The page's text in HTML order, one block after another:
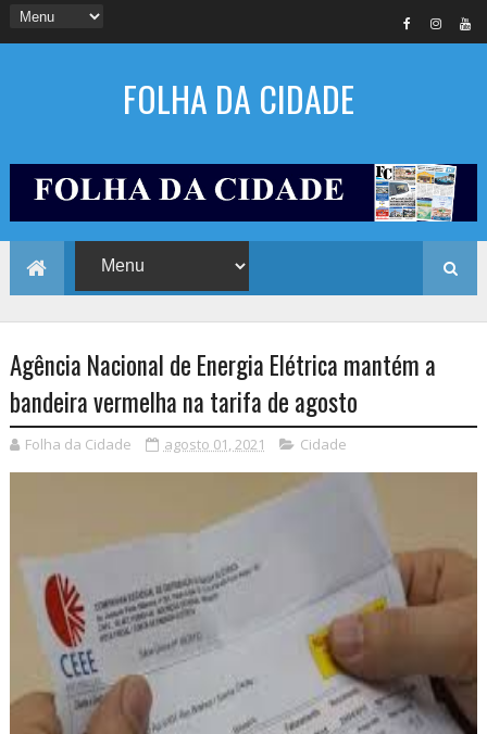
FOLHA DA CIDADE
Agência Nacional de Energia Elétrica mantém a
bandeira vermelha na tarifa de agosto
Folha da Cidade agosto 01, 2021 Cidade